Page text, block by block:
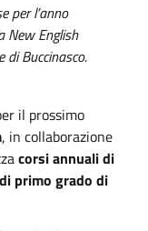
per l’anno
English
di Buccinasco.
il prossimo
, in collaborazione
corsi annuali di
primo grado di